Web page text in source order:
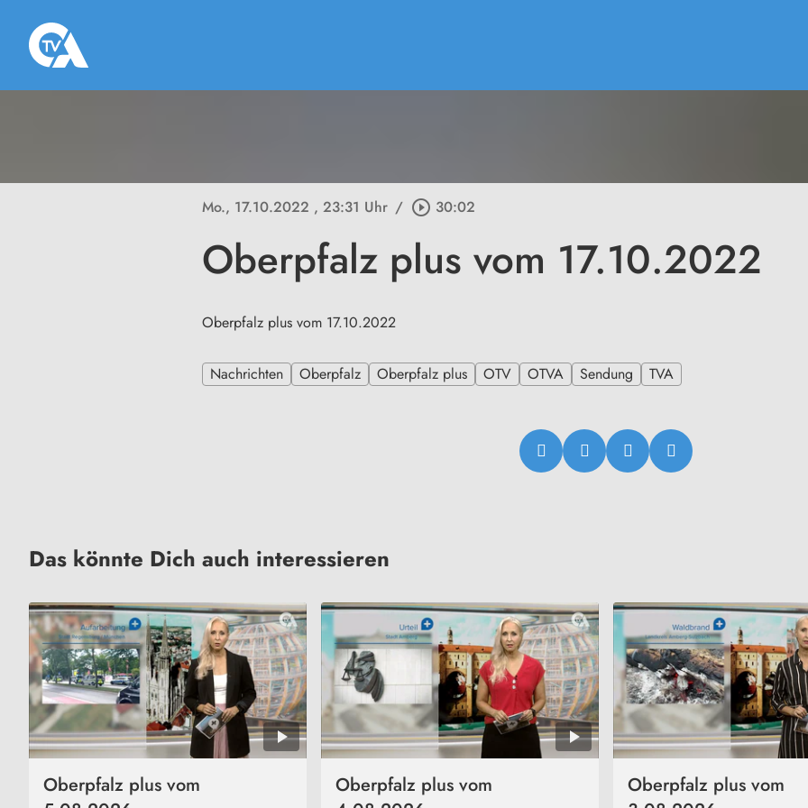
Mo., 17.10.2022 , 23:31 Uhr / play_circle_outline 30:02
Oberpfalz plus vom 17.10.2022
Oberpfalz plus vom 17.10.2022
Nachrichten Oberpfalz Oberpfalz plus OTV OTVA Sendung TVA
Das könnte Dich auch interessieren
Oberpfalz plus vom
Oberpfalz plus vom
Oberpfalz plus vom